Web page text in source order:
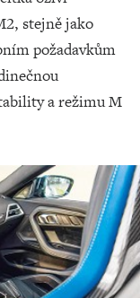
stejně jako
požadavkům
a režimu M